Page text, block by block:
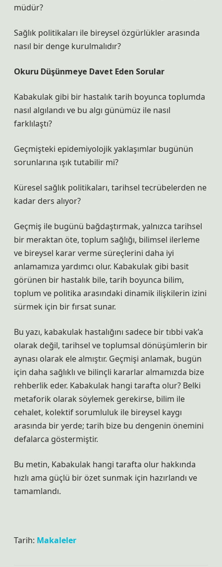
müdür?
Sağlık politikaları ile bireysel özgürlükler arasında
nasıl bir denge kurulmalıdır?
Okuru Düşünmeye Davet Eden Sorular
Kabakulak gibi bir hastalık tarih boyunca toplumda
nasıl algılandı ve bu algı günümüz ile nasıl
farklılaştı?
Geçmişteki epidemiyolojik yaklaşımlar bugünün
sorunlarına ışık tutabilir mi?
Küresel sağlık politikaları, tarihsel tecrübelerden ne
kadar ders alıyor?
Geçmiş ile bugünü bağdaştırmak, yalnızca tarihsel
bir meraktan öte, toplum sağlığı, bilimsel ilerleme
ve bireysel karar verme süreçlerini daha iyi
anlamamıza yardımcı olur. Kabakulak gibi basit
görünen bir hastalık bile, tarih boyunca bilim,
toplum ve politika arasındaki dinamik ilişkilerin izini
sürmek için bir fırsat sunar.
Bu yazı, kabakulak hastalığını sadece bir tıbbi vak’a
olarak değil, tarihsel ve toplumsal dönüşümlerin bir
aynası olarak ele almıştır. Geçmişi anlamak, bugün
için daha sağlıklı ve bilinçli kararlar almamızda bize
rehberlik eder. Kabakulak hangi tarafta olur? Belki
metaforik olarak söylemek gerekirse, bilim ile
cehalet, kolektif sorumluluk ile bireysel kaygı
arasında bir yerde; tarih bize bu dengenin önemini
defalarca göstermiştir.
Bu metin, Kabakulak hangi tarafta olur hakkında
hızlı ama güçlü bir özet sunmak için hazırlandı ve
tamamlandı.
Tarih: Makaleler